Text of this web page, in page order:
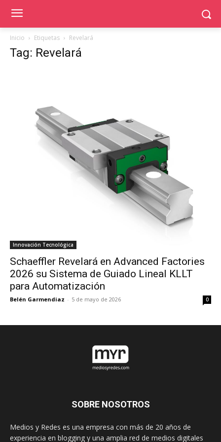
Inicio Etiquetas Revelará
Tag: Revelará
Innovación Tecnológica
Schaeffler Revelará en Advanced Factories
2026 su Sistema de Guiado Lineal KLLT
para Automatización
Belén Garmendiaz - 5 de mayo de 2026 0
SOBRE NOSOTROS
Medios y Redes es una empresa con más de 20 años de
experiencia en blogging y una amplia red de medios digitales